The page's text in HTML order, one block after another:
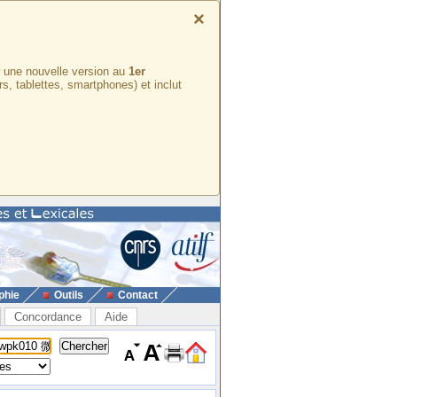
×
nouvelle version au 1er
tablettes, smartphones) et inclut
Outils Contact
Concordance Aide